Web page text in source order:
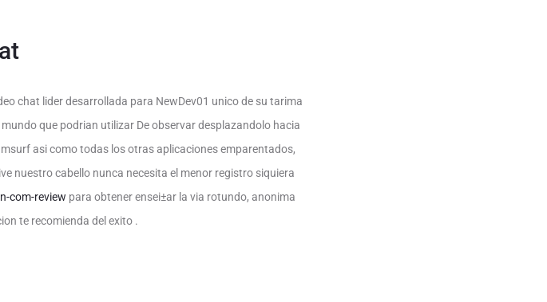
chat lider desarrollada para NewDev01 unico de su tarima
que podri­an utilizar De observar desplazandolo hacia
asi­ como todas los otras aplicaciones emparentados,
nuestro cabello nunca necesita el menor registro siquiera
com-review para obtener ensei±ar la vi­a rotundo, anonima
te recomienda del exito .